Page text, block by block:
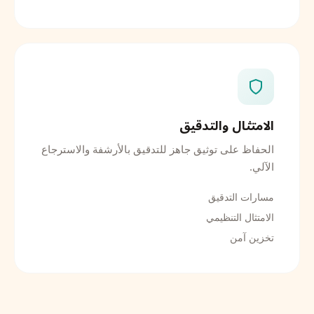
الامتثال والتدقيق
الحفاظ على توثيق جاهز للتدقيق بالأرشفة والاسترجاع
الآلي.
مسارات التدقيق
الامتثال التنظيمي
تخزين آمن